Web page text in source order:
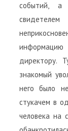
событий, а
информацию
директору.
знакомый
него было
стукачем в
человека на